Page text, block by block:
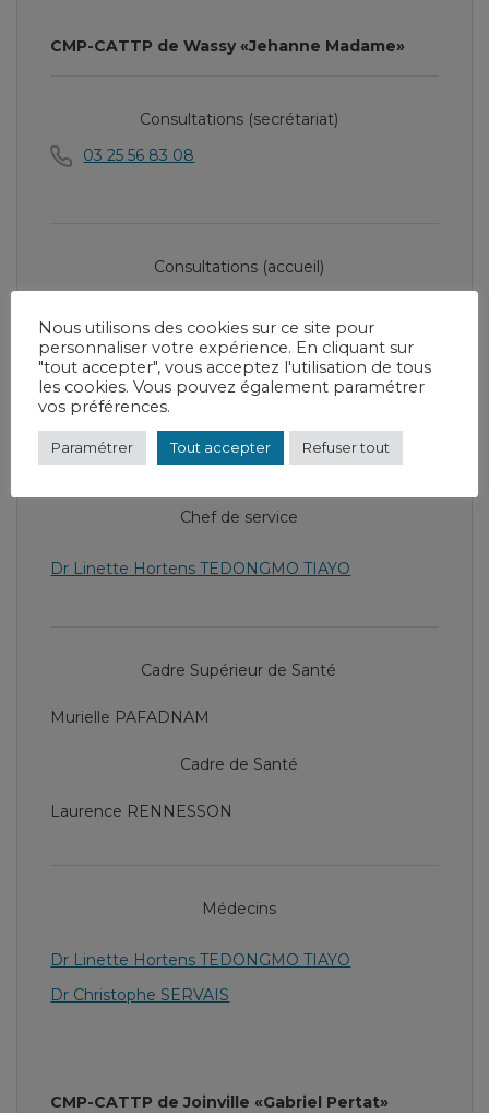
CMP-CATTP de Wassy «Jehanne Madame»
Consultations (secrétariat)
03 25 56 83 08
Consultations (accueil)
31 rue Charles de Gaulle Wassy
Chef de service
Dr Linette Hortens TEDONGMO TIAYO
Cadre Supérieur de Santé
Murielle PAFADNAM
Cadre de Santé
Laurence RENNESSON
Médecins
Dr Linette Hortens TEDONGMO TIAYO
Dr Christophe SERVAIS
CMP-CATTP de Joinville «Gabriel Pertat»
Nous utilisons des cookies sur ce site pour
personnaliser votre expérience. En cliquant sur
"tout accepter", vous acceptez l'utilisation de tous
les cookies. Vous pouvez également paramétrer
vos préférences.
Paramétrer Tout accepter Refuser tout